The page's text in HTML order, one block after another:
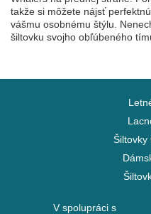
takže si môžete nájsť
vášmu osobnému štýlu.
šiltovku svojho obľúbeného
Šiltovky
V spolupráci s